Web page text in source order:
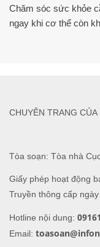
Chăm sóc sức khỏe
ngay khi cơ thể còn
Tòa soạn: Tòa nhà
Giấy phép hoạt động
Truyền thông cấp
Hotline nội dung:
Email:
CHUYÊN TRANG CỦA